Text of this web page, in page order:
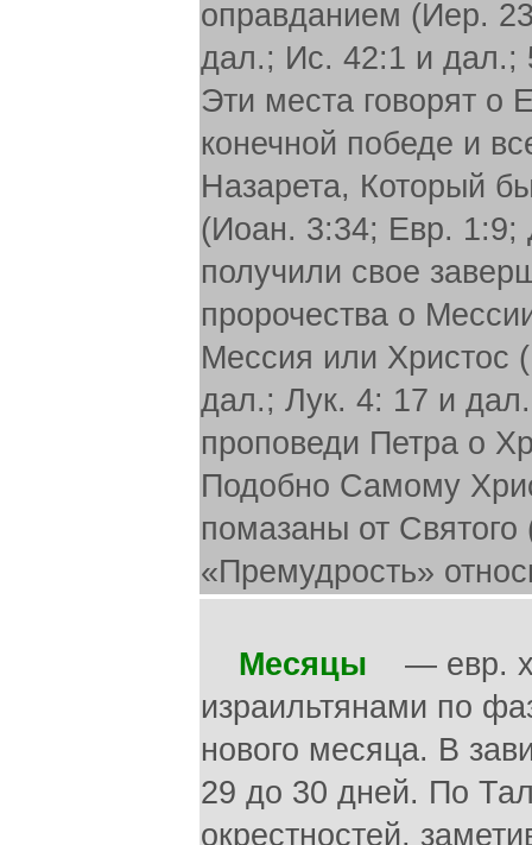
оправданием (Иер.
дал.; Ис. 42:1 и дал.;
Эти места говорят о
конечной победе и
Назарета, Который
(Иоан. 3:34; Евр. 1:9;
получили свое
пророчества о
Мессия или Христос
дал.; Лук. 4: 17 и
проповеди Петра о
Подобно Самому
помазаны от
«Премудрость»
Месяцы — евр.
израильтянами по
нового месяца. В
29 до 30 дней. По
окрестностей,